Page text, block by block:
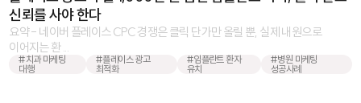
신뢰를 사야 한다
요약 - 네이버 플레이스 CPC 경쟁은 클릭 단가만 올릴 뿐, 실제 내원으로
이어지는 환 ...
#치과 마케팅
대행
#플레이스 광고
최적화
#임플란트 환자
유치
#병원 마케팅
성공사례